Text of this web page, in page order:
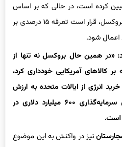
توافق جدید میان واشنگتن و بروکسل، قرار است تعرفه ۱۵ درصدی بر
اعمال شود.
«در همین حال بروکسل نه تنها از
بر کالاهای آمریکایی خودداری کرد،
انرژی از ایالات متحده به ارزش
۷۵۰ میلیارد دلار و همچنین سرمایه‌گذاری ۶۰۰ میلیارد دلاری در
است.
رئیس جمهوری آمریکا و رئیس